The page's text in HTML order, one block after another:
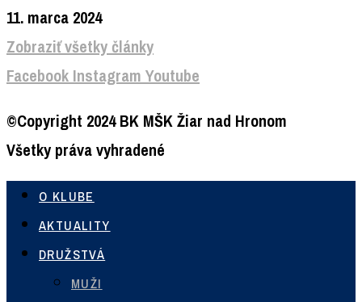
11. marca 2024
Zobraziť všetky články
Facebook Instagram Youtube
©Copyright 2024 BK MŠK Žiar nad Hronom
Všetky práva vyhradené
O KLUBE
AKTUALITY
DRUŽSTVÁ
MUŽI